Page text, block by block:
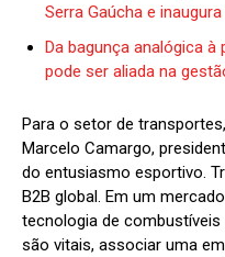
Serra Gaúcha e
Da bagunça analógica
pode ser aliada na
Para o setor de
Marcelo Camargo,
do entusiasmo esportivo.
B2B global. Em um
tecnologia de
são vitais, associar uma